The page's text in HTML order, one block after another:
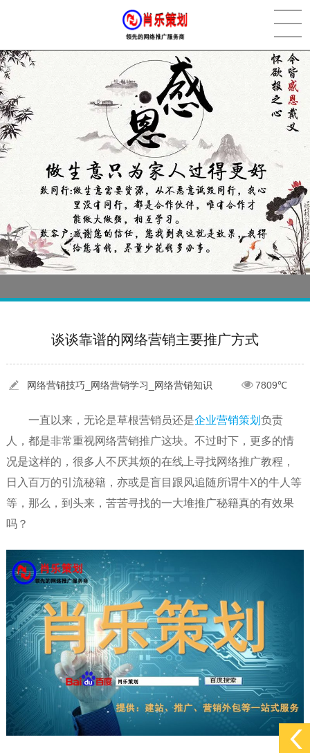
污水处理设备厂家产品如何做网络推广（污水处理项目网...
[2022-03-27] 疫情当下公司企业品牌网络营销策划推广怎么做，国内知... 更多 >
谈谈靠谱的网络营销主要推广方式
网络营销技巧_网络营销学习_网络营销知识 7809℃
一直以来，无论是草根营销员还是企业营销策划 负责
人，都是非常重视网络营销推广这块。不过时下，更多的情
况是这样的，很多人不厌其烦的在线上寻找网络推广教程，
日入百万的引流秘籍，亦或是盲目跟风追随所谓牛X的牛人等
等，那么，到头来，苦苦寻找的一大堆推广秘籍真的有效果
吗？